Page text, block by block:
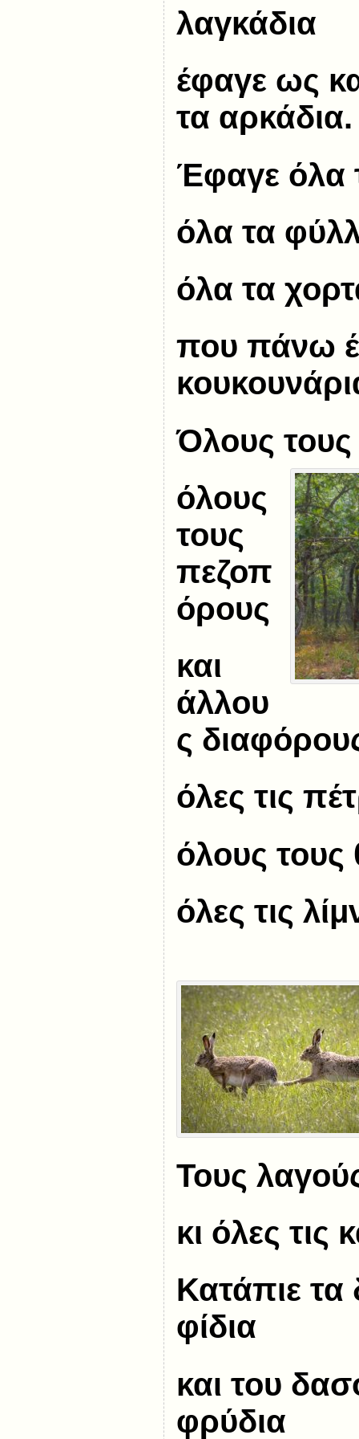
λαγκάδια
έφαγε ως
τα αρκάδια.
Έφαγε όλα
όλα τα
όλα τα
που πάνω
Όλους
όλους
τους
πεζοπ
όρους
και
άλλου
ς
όλες τις
όλους τους
όλες τις
Τους
κι όλες τις
Κατάπιε
φίδια
και του
φρύδια